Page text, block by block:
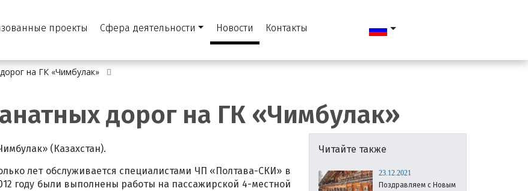
проекты Сфера деятельности Новости Контакты
на ГК «Чимбулак»
дорог на ГК «Чимбулак»
(Казахстан).
лет обслуживается специалистами ЧП «Полтава-СКИ» в
году были выполнены работы на пассажирской 4-местной
Читайте также
23.12.2021
Поздравляем с Новым